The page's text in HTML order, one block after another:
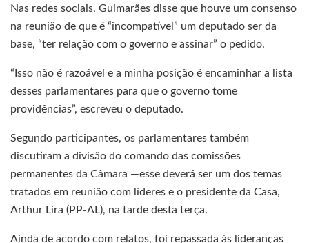
Nas redes sociais, Guimarães disse que houve um consenso
na reunião de que é “incompatível” um deputado ser da
base, “ter relação com o governo e assinar” o pedido.
“Isso não é razoável e a minha posição é encaminhar a lista
desses parlamentares para que o governo tome
providências”, escreveu o deputado.
Segundo participantes, os parlamentares também
discutiram a divisão do comando das comissões
permanentes da Câmara —esse deverá ser um dos temas
tratados em reunião com líderes e o presidente da Casa,
Arthur Lira (PP-AL), na tarde desta terça.
Ainda de acordo com relatos, foi repassada às lideranças